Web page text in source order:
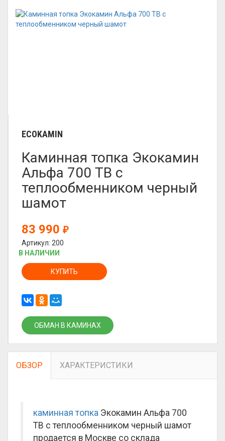
ECOKAMIN
Каминная топка Экокамин
Альфа 700 TB с
теплообменником черный
шамот
83 990 ₽
Артикул: 200
В НАЛИЧИИ
КУПИТЬ
ОБМАН В КАМИНАХ
ОБЗОР ХАРАКТЕРИСТИКИ
каминная топка Экокамин Альфа 700
TB с теплообменником черный шамот
продается в Москве со склада